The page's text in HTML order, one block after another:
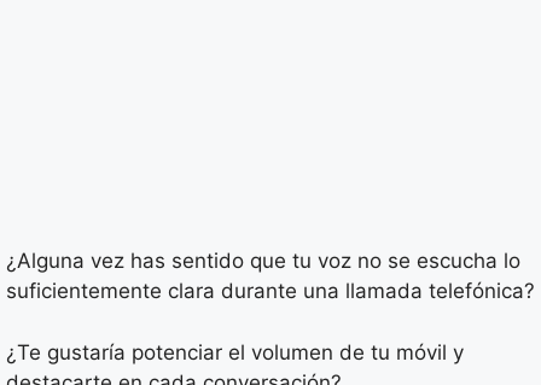
¿Alguna vez has sentido que tu voz no se escucha lo
suficientemente clara durante una llamada telefónica?
¿Te gustaría potenciar el volumen de tu móvil y